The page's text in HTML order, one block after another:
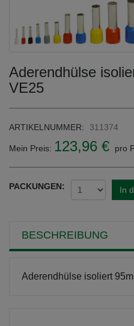
Aderendhülse
VE25
ARTIKELNUMMER: 311374
Mein Preis: 123,96 € pro
PACKUNGEN: In
BESCHREIBUNG
Aderendhülse isoliert